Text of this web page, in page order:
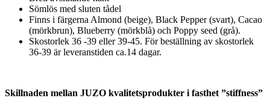
Sömlös med sluten tådel
Finns i färgerna Almond (beige), Black Pepper (svart), Cacao
(mörkbrun), Blueberry (mörkblå) och Poppy seed (grå).
Skostorlek 36 -39 eller 39-45. För beställning av skostorlek
36-39 är leveranstiden ca.14 dagar.
Skillnaden mellan JUZO kvalitetsprodukter i fasthet ”stiffness”